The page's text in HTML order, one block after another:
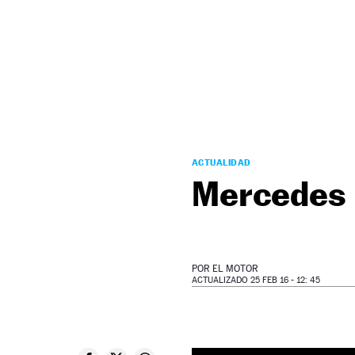
ACTUALIDAD
Mercedes
POR EL MOTOR
ACTUALIZADO 25 FEB 16 - 12: 45